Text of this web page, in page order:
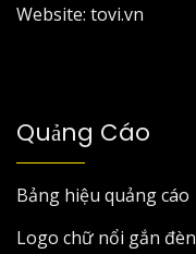
Website: tovi.vn
Quảng Cáo
Bảng hiệu quảng cáo
Logo chữ nổi gắn đèn